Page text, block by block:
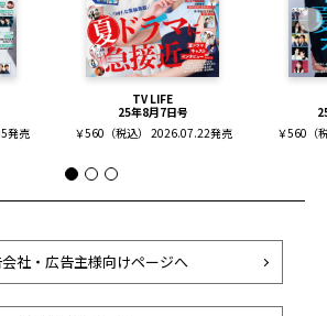
発売
TV LIFE
25年8月7日号
￥560（税込） 2026.07.22発売
￥560（
社・広告主様向けページへ